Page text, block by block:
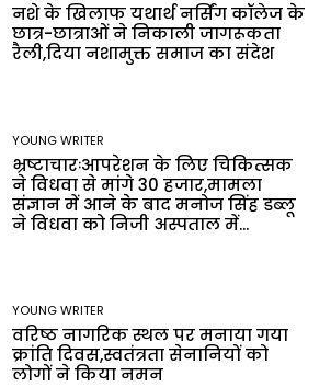
नशे के खिलाफ यथार्थ नर्सिंग कॉलेज के
छात्र-छात्राओं ने निकाली जागरूकता
रैली,दिया नशामुक्त समाज का संदेश
YOUNG WRITER
भ्रष्टाचारःआपरेशन के लिए चिकित्सक
ने विधवा से मांगे 30 हजार,मामला
संज्ञान में आने के बाद मनोज सिंह डब्लू
ने विधवा को निजी अस्पताल में...
YOUNG WRITER
वरिष्ठ नागरिक स्थल पर मनाया गया
क्रांति दिवस,स्वतंत्रता सेनानियों को
लोगों ने किया नमन